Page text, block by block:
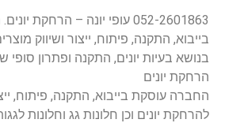
052-2601863 עופי יונה –
בייבוא, התקנה, פיתוח, ייצור ושיווק
בנושא בעיות יונים, התקנה ופתרון סופי
הרחקת יונים
החברה עוסקת בייבוא, התקנה, פיתוח,
להרחקת יונים וכן חלונות גג וחלונות